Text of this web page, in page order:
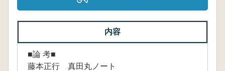
内容
■論 考■
藤本正行 真田丸ノート